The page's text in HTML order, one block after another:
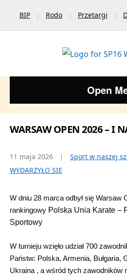
BIP Rodo Przetargi
Open
WARSAW OPEN 2026 – I
11 maja 2026 Sport w naszej
WYDARZYŁO SIĘ
W dniu 28 marca odbył się Warsaw
rankingowy Polska Unia Karate –
Sportowy
W turnieju wzięło udział 700
Państw: Polska, Armenia, Bułgaria,
Ukraina , a wśród tych zawodników